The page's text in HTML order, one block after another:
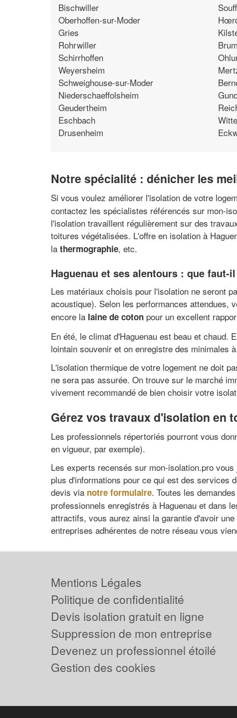
Bischwiller
Oberhoffen-sur-Moder
Gries
Rohrwiller
Schirrhoffen
Weyersheim
Schweighouse-sur-Moder
Niederschaeffolsheim
Geudertheim
Eschbach
Drusenheim
Notre spécialité : dénicher les
Si vous voulez améliorer l'isolation de votre
contactez les spécialistes référencés sur mon-
l'isolation travaillent régulièrement sur des
toitures végétalisées. L'offre en isolation à
la thermographie, etc.
Haguenau et ses alentours : que
Les matériaux choisis pour l'isolation ne seront
acoustique). Selon les performances attendues,
encore la laine de coton pour un excellent
En été, le climat d'Haguenau est beau et chaud.
lointain souvenir et on enregistre des minimales
L'isolation thermique de votre logement ne doit
ne sera pas assurée. On trouve sur le marché
vivement recommandé de bien choisir votre
Gérez vos travaux d'isolation en
Les professionnels répertoriés pourront vous
en vigueur, par exemple).
Les experts recensés sur mon-isolation.pro
plus d'informations pour ce qui est des services
devis via notre formulaire. Toutes les
professionnels enregistrés à Haguenau et dans
attractifs, vous aurez ainsi la garantie d'avoir
entreprises adhérentes de notre réseau vous
Mentions Légales
Politique de confidentialité
Devis isolation gratuit en ligne
Suppression de mon entreprise
Devenez un professionnel étoilé
Gestion des cookies